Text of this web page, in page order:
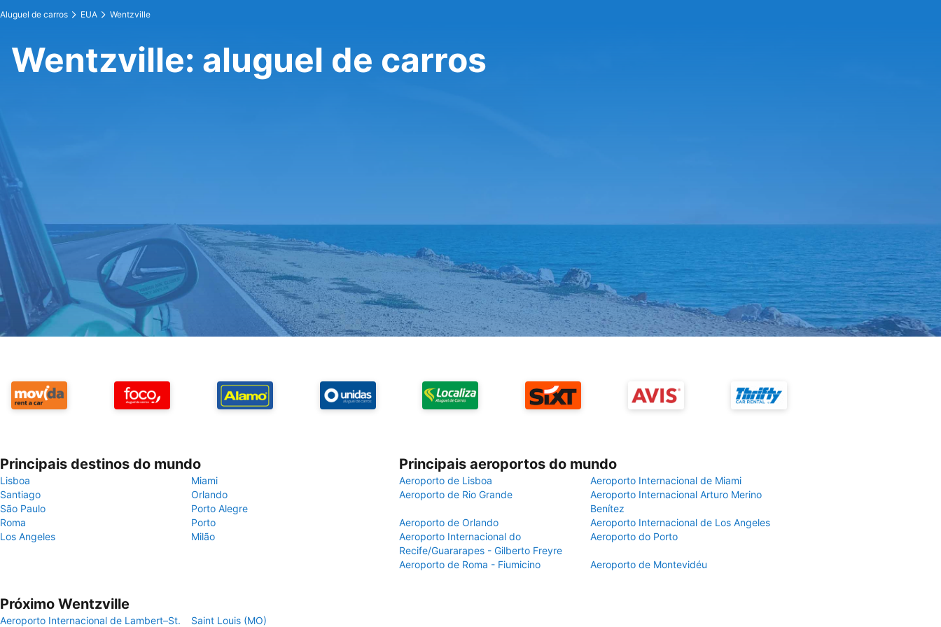
Aluguel de carros EUA Wentzville
Wentzville: aluguel de carros
Principais destinos do mundo
Lisboa
Miami
Santiago
Orlando
São Paulo
Porto Alegre
Roma
Porto
Los Angeles
Milão
Principais aeroportos do mundo
Aeroporto de Lisboa
Aeroporto Internacional de Miami
Aeroporto de Rio Grande
Aeroporto Internacional Arturo Merino
Benítez
Aeroporto de Orlando
Aeroporto Internacional de Los Angeles
Aeroporto Internacional do
Recife/Guararapes - Gilberto Freyre
Aeroporto do Porto
Aeroporto de Roma - Fiumicino Aeroporto de Montevidéu
Próximo Wentzville
Aeroporto Internacional de Lambert–St. Saint Louis (MO)